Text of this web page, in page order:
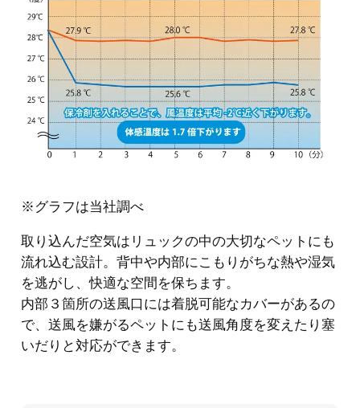
※グラフは当社調べ
取り込んだ空気はリュックの中の大切なペットにも
流れ込む設計。背中や内部にこもりがちな熱や湿気
を逃がし、快適な空間を保ちます。
内部３箇所の送風口には着脱可能なカバーがあるの
で、送風を嫌がるペットにも送風角度を変えたり塞
いだりと対応ができます。